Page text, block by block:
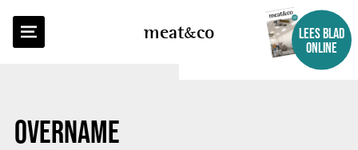
meatco
LEES BLAD
ONLINE
OVERNAME
TERUG NAAR OVERZICHT